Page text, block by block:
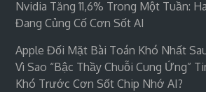
Nvidia Tăng 11,6% Trong Một Tuần:
Đang Củng Cố Cơn Sốt AI
Apple Đối Mặt Bài Toán Khó Nhất
Vì Sao “bậc Thầy Chuỗi Cung Ứng”
Khó Trước Cơn Sốt Chip Nhớ AI?